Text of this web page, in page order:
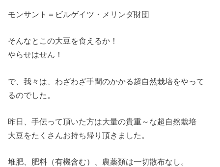
モンサント＝ビルゲイツ・メリンダ財団
そんなとこの大豆を食えるか！
やらせはせん！
で、我々は、わざわざ手間のかかる超自然栽培をやって
るのでした。
昨日、手伝って頂いた方は大量の貴重～な超自然栽培
大豆をたくさんお持ち帰り頂きました。
堆肥、肥料（有機含む）、農薬類は一切散布なし。